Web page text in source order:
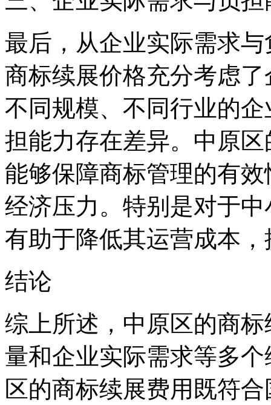
最后，从企业实际需求
商标续展价格充分考虑
不同规模、不同行业的
担能力存在差异。中原
能够保障商标管理的有
经济压力。特别是对于
有助于降低其运营成本
结论
综上所述，中原区的商
量和企业实际需求等多
区的商标续展费用既符